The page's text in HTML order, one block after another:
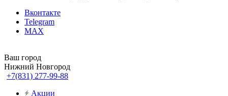
Вконтакте
Telegram
MAX
Ваш город
Нижний Новгород
+7(831) 277-99-88
Акции